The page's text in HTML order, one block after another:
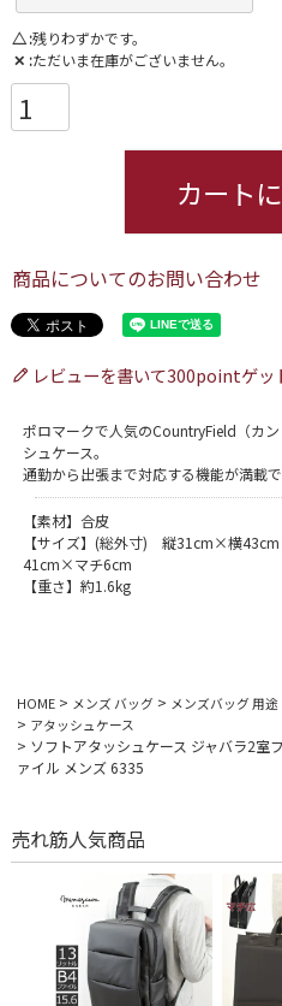
△ 残りわずかです。
✕ ただいま在庫がございません。
カート
商品についてのお問い合わせ
レビューを書いて300pointゲッ
ポロマークで人気のCountryField（カ
シュケース。
通勤から出張まで対応する機能が満載で
【素材】合皮
【サイズ】(総外寸) 縦31cm×横
41cm×マチ6cm
【重さ】約1.6kg
HOME メンズ バッグ メンズバッグ 用途
アタッシュケース
ソフトアタッシュケース ジャバラ2室
ァイル メンズ 6335
売れ筋人気商品